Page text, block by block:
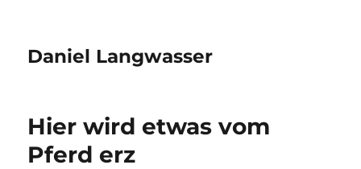
Daniel Langwasser
Hier wird etwas vom
Pferd erz